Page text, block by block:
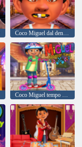
Coco Miguel dal dentista
Coco Miguel tempo di scooter